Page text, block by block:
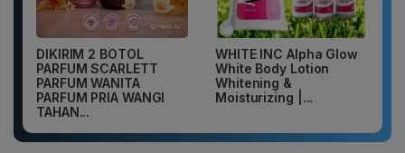
DIKIRIM 2 BOTOL
PARFUM SCARLETT
PARFUM WANITA
PARFUM PRIA WANGI
TAHAN...
WHITE INC Alpha Glow
White Body Lotion
Whitening &
Moisturizing |...